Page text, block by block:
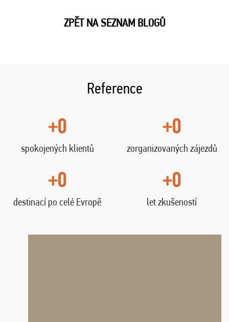
ZPĚT NA SEZNAM BLOGŮ
Reference
+0
spokojených klientů
+0
zorganizovaných zájezdů
+0
destinací po celé Evropě
+0
let zkušeností